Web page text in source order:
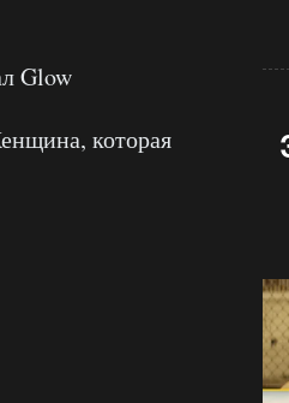
Glow
которая